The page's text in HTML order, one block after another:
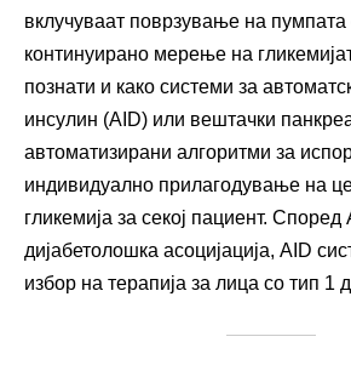
вклучуваат поврзување на пумпата
континуирано мерење на
познати и како системи за
инсулин (AID) или вештачки
автоматизирани алгоритми за
индивидуално прилагодување на
гликемија за секој пациент.
дијабетолошка асоцијација, AID
избор на терапија за лица со тип 1